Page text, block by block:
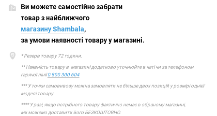
Ви можете самостійно забрати
товар з найближчого
магазину Shambala,
за умови наявності товару у магазині.
* Резерв товару 72 години.
** Наявність товару в магазині додатково уточнюйте в чаті чи за телефоном
гарячої лінії0 800 300 604
*** У точки самовивозу можна замовляти не більше двох позицій у розмірі однієї
моделі товару
**** У разі, якщо потрібного товару фактично немає в обраному магазині,
ми можемо доставити його БЕЗКОШТОВНО.